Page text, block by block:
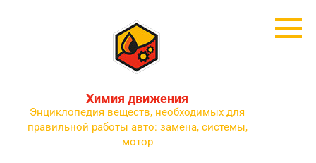
Химия движения
Энциклопедия веществ, необходимых для
правильной работы авто: замена, системы,
мотор